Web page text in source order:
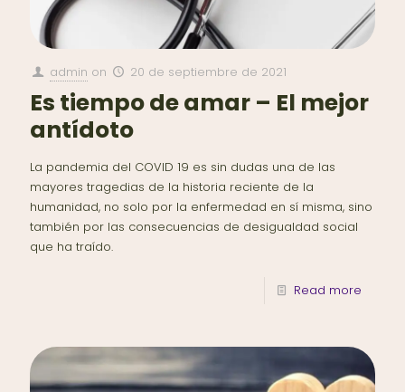
admin on 20 de septiembre de 2021
Es tiempo de amar – El mejor
antídoto
La pandemia del COVID 19 es sin dudas una de las
mayores tragedias de la historia reciente de la
humanidad, no solo por la enfermedad en sí misma, sino
también por las consecuencias de desigualdad social
que ha traído.
Read more